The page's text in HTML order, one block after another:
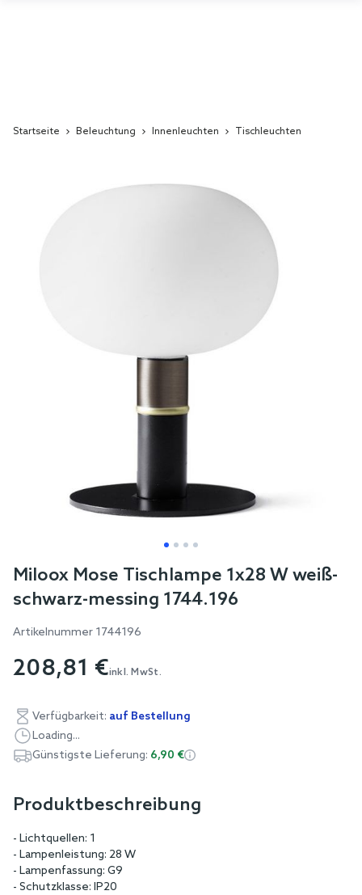
Startseite Beleuchtung Innenleuchten Tischleuchten
Skip
beginning
the
gallery
Miloox Mose Tischlampe 1x28 W weiß-
schwarz-messing 1744.196
Artikelnummer 1744196
208,81 €inkl. MwSt.
Verfügbarkeit: auf Bestellung
Loading...
Günstigste Lieferung: 6,90 €
Produktbeschreibung
- Lichtquellen: 1
- Lampenleistung: 28 W
- Lampenfassung: G9
- Schutzklasse: IP20